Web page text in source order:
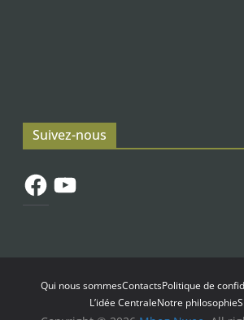
Suivez-nous
FacebookYouTube
Qui nous sommesContactsPolitique de
L’idée CentraleNotre philosophie